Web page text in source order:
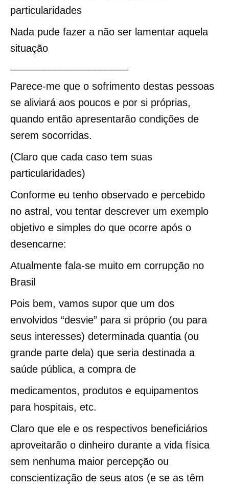
particularidades
Nada pude fazer a não ser lamentar aquela
situação
Parece-me que o sofrimento destas pessoas
se aliviará aos poucos e por si próprias,
quando então apresentarão condições de
serem socorridas.
(Claro que cada caso tem suas
particularidades)
Conforme eu tenho observado e percebido
no astral, vou tentar descrever um exemplo
objetivo e simples do que ocorre após o
desencarne:
Atualmente fala-se muito em corrupção no
Brasil
Pois bem, vamos supor que um dos
envolvidos “desvie” para si próprio (ou para
seus interesses) determinada quantia (ou
grande parte dela) que seria destinada a
saúde pública, a compra de
medicamentos, produtos e equipamentos
para hospitais, etc.
Claro que ele e os respectivos beneficiários
aproveitarão o dinheiro durante a vida física
sem nenhuma maior percepção ou
conscientização de seus atos (e se as têm